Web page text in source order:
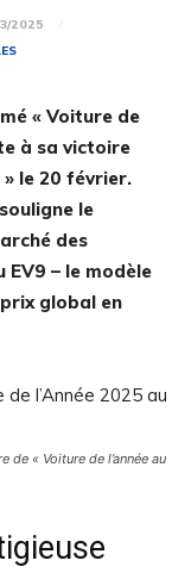
2025
« Voiture de
à sa victoire
le 20 février.
le
des
– le modèle
global en
« Voiture de l’année au